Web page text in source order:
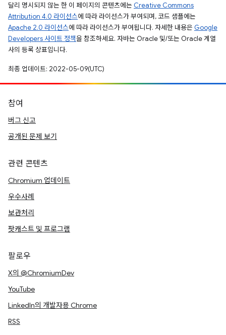
달리 명시되지 않는 한 이 페이지의 콘텐츠에는 Creative Commons
Attribution 4.0 라이선스에 따라 라이선스가 부여되며, 코드 샘플에는
Apache 2.0 라이선스에 따라 라이선스가 부여됩니다. 자세한 내용은 Google
Developers 사이트 정책을 참조하세요. 자바는 Oracle 및/또는 Oracle 계열
사의 등록 상표입니다.
최종 업데이트: 2022-05-09(UTC)
참여
버그 신고
공개된 문제 보기
관련 콘텐츠
Chromium 업데이트
우수사례
보관처리
팟캐스트 및 프로그램
팔로우
X의 @ChromiumDev
YouTube
LinkedIn의 개발자용 Chrome
RSS